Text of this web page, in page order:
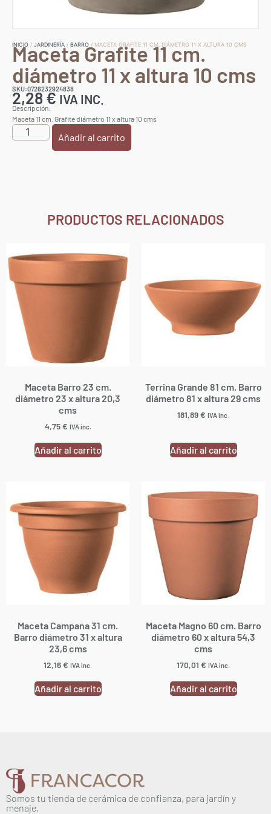
INICIO / JARDINERÍA / BARRO / MACETA GRAFITE 11 CM. DIÁMETRO 11 X ALTURA 10 CMS
Maceta Grafite 11 cm.
diámetro 11 x altura 10 cms
SKU:0726232924838
2,28€ IVA INC.
Descripción:
Maceta 11 cm. Grafite diámetro 11 x altura 10 cms
Añadir al carrito
PRODUCTOS RELACIONADOS
Maceta Barro 23 cm.
diámetro 23 x altura 20,3
cms
4,75€ IVA inc.
Añadir al carrito
Terrina Grande 81 cm. Barro
diámetro 81 x altura 29 cms
181,89€ IVA inc.
Añadir al carrito
Maceta Campana 31 cm.
Barro diámetro 31 x altura
23,6 cms
12,16€ IVA inc.
Añadir al carrito
Maceta Magno 60 cm. Barro
diámetro 60 x altura 54,3
cms
170,01 € IVA inc.
Añadir al carrito
Somos tu tienda de cerámica de confianza, para jardín y
menaje.